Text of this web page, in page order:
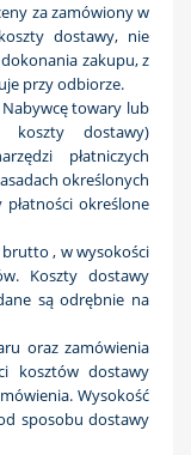
za zamówiony w
dostawy, nie
zakupu, z
przy odbiorze.
Nabywcę towary lub
koszty dostawy)
płatniczych
określonych
określone
brutto , w wysokości
Koszty dostawy
są odrębnie na
oraz zamówienia
kosztów dostawy
Wysokość
sposobu dostawy